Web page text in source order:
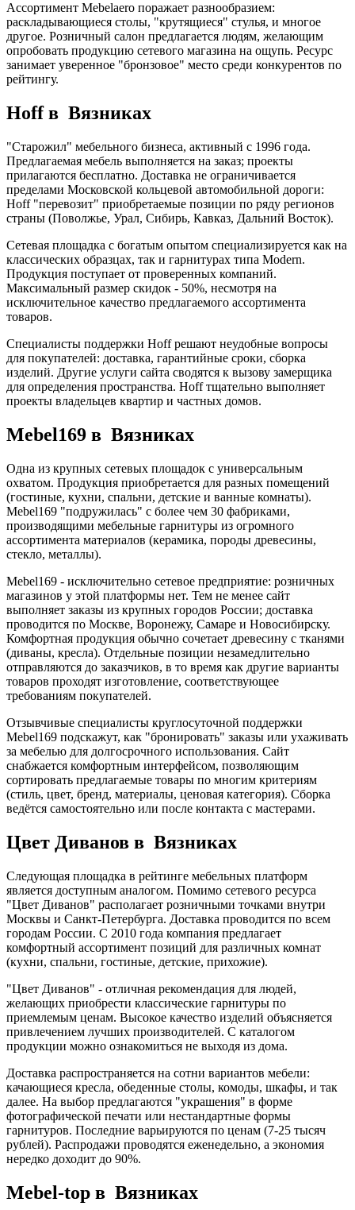
Ассортимент Mebelaero поражает разнообразием:
раскладывающиеся столы, "крутящиеся" стулья, и многое
другое. Розничный салон предлагается людям, желающим
опробовать продукцию сетевого магазина на ощупь. Ресурс
занимает уверенное "бронзовое" место среди конкурентов по
рейтингу.
Hoff в Вязниках
"Старожил" мебельного бизнеса, активный с 1996 года.
Предлагаемая мебель выполняется на заказ; проекты
прилагаются бесплатно. Доставка не ограничивается
пределами Московской кольцевой автомобильной дороги:
Hoff "перевозит" приобретаемые позиции по ряду регионов
страны (Поволжье, Урал, Сибирь, Кавказ, Дальний Восток).
Сетевая площадка с богатым опытом специализируется как на
классических образцах, так и гарнитурах типа Modern.
Продукция поступает от проверенных компаний.
Максимальный размер скидок - 50%, несмотря на
исключительное качество предлагаемого ассортимента
товаров.
Специалисты поддержки Hoff решают неудобные вопросы
для покупателей: доставка, гарантийные сроки, сборка
изделий. Другие услуги сайта сводятся к вызову замерщика
для определения пространства. Hoff тщательно выполняет
проекты владельцев квартир и частных домов.
Mebel169 в Вязниках
Одна из крупных сетевых площадок с универсальным
охватом. Продукция приобретается для разных помещений
(гостиные, кухни, спальни, детские и ванные комнаты).
Mebel169 "подружилась" с более чем 30 фабриками,
производящими мебельные гарнитуры из огромного
ассортимента материалов (керамика, породы древесины,
стекло, металлы).
Mebel169 - исключительно сетевое предприятие: розничных
магазинов у этой платформы нет. Тем не менее сайт
выполняет заказы из крупных городов России; доставка
проводится по Москве, Воронежу, Самаре и Новосибирску.
Комфортная продукция обычно сочетает древесину с тканями
(диваны, кресла). Отдельные позиции незамедлительно
отправляются до заказчиков, в то время как другие варианты
товаров проходят изготовление, соответствующее
требованиям покупателей.
Отзывчивые специалисты круглосуточной поддержки
Mebel169 подскажут, как "бронировать" заказы или ухаживать
за мебелью для долгосрочного использования. Сайт
снабжается комфортным интерфейсом, позволяющим
сортировать предлагаемые товары по многим критериям
(стиль, цвет, бренд, материалы, ценовая категория). Сборка
ведётся самостоятельно или после контакта с мастерами.
Цвет Диванов в Вязниках
Следующая площадка в рейтинге мебельных платформ
является доступным аналогом. Помимо сетевого ресурса
"Цвет Диванов" располагает розничными точками внутри
Москвы и Санкт-Петербурга. Доставка проводится по всем
городам России. С 2010 года компания предлагает
комфортный ассортимент позиций для различных комнат
(кухни, спальни, гостиные, детские, прихожие).
"Цвет Диванов" - отличная рекомендация для людей,
желающих приобрести классические гарнитуры по
приемлемым ценам. Высокое качество изделий объясняется
привлечением лучших производителей. С каталогом
продукции можно ознакомиться не выходя из дома.
Доставка распространяется на сотни вариантов мебели:
качающиеся кресла, обеденные столы, комоды, шкафы, и так
далее. На выбор предлагаются "украшения" в форме
фотографической печати или нестандартные формы
гарнитуров. Последние варьируются по ценам (7-25 тысяч
рублей). Распродажи проводятся еженедельно, а экономия
нередко доходит до 90%.
Mebel-top в Вязниках